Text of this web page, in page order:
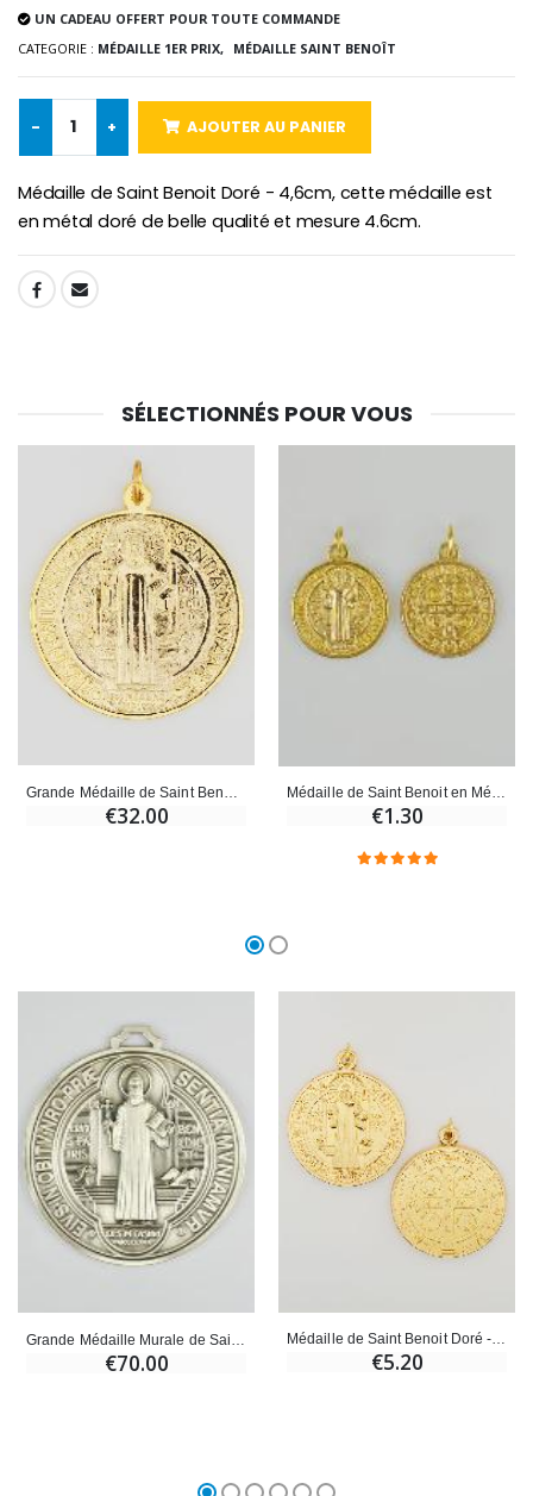
€4.95
-25%
€9.90
€4.90
€2.50
€23.00
UN CADEAU OFFERT POUR TOUTE COMMANDE
CATEGORIE : MÉDAILLE 1ER PRIX, MÉDAILLE SAINT BENOÎT
- + AJOUTER AU PANIER
Médaille de Saint Benoit Doré - 4,6cm, cette médaille est
en métal doré de belle qualité et mesure 4.6cm.
SHARE:
SÉLECTIONNÉS POUR VOUS
€32.00 €1.30
€70.00 €5.20